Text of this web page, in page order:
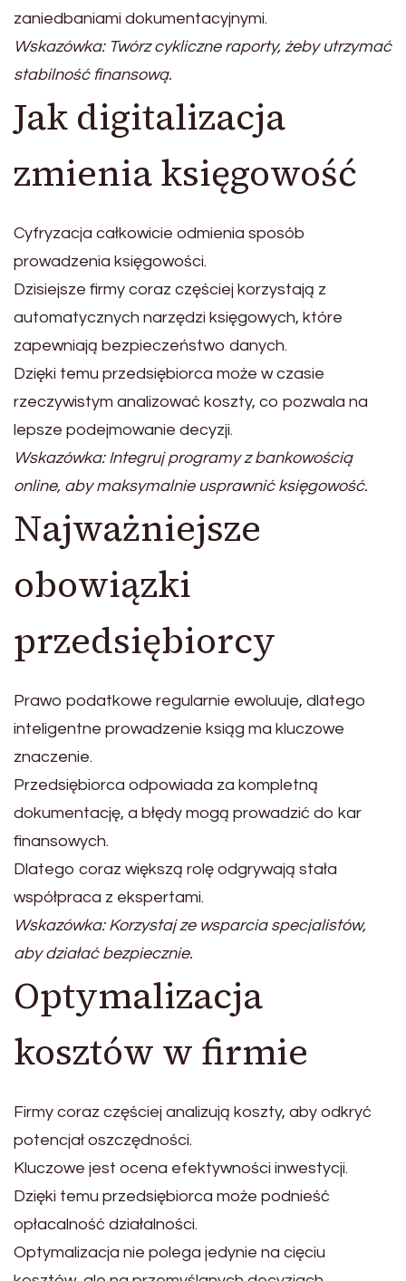
zaniedbaniami dokumentacyjnymi.
Wskazówka: Twórz cykliczne raporty, żeby utrzymać
stabilność finansową.
Jak digitalizacja
zmienia księgowość
Cyfryzacja całkowicie odmienia sposób
prowadzenia księgowości.
Dzisiejsze firmy coraz częściej korzystają z
automatycznych narzędzi księgowych, które
zapewniają bezpieczeństwo danych.
Dzięki temu przedsiębiorca może w czasie
rzeczywistym analizować koszty, co pozwala na
lepsze podejmowanie decyzji.
Wskazówka: Integruj programy z bankowością
online, aby maksymalnie usprawnić księgowość.
Najważniejsze
obowiązki
przedsiębiorcy
Prawo podatkowe regularnie ewoluuje, dlatego
inteligentne prowadzenie ksiąg ma kluczowe
znaczenie.
Przedsiębiorca odpowiada za kompletną
dokumentację, a błędy mogą prowadzić do kar
finansowych.
Dlatego coraz większą rolę odgrywają stała
współpraca z ekspertami.
Wskazówka: Korzystaj ze wsparcia specjalistów,
aby działać bezpiecznie.
Optymalizacja
kosztów w firmie
Firmy coraz częściej analizują koszty, aby odkryć
potencjał oszczędności.
Kluczowe jest ocena efektywności inwestycji.
Dzięki temu przedsiębiorca może podnieść
opłacalność działalności.
Optymalizacja nie polega jedynie na cięciu